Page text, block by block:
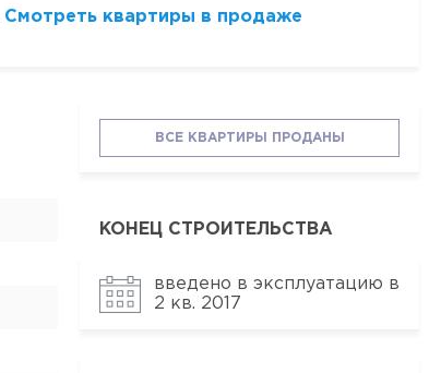
Смотреть квартиры в продаже
ВСЕ КВАРТИРЫ ПРОДАНЫ
КОНЕЦ СТРОИТЕЛЬСТВА
введено в эксплуатацию в
2 кв. 2017